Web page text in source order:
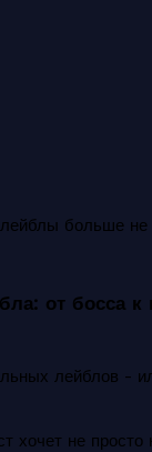
лейблы больше
от босса к
хочет не просто